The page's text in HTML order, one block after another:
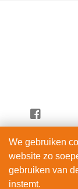
We gebruiken
website zo
gebruiken van
instemt.